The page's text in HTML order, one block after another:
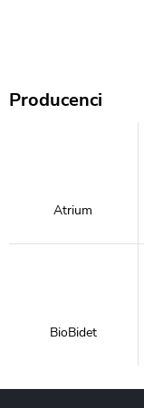
Producenci
Atrium
BioBidet